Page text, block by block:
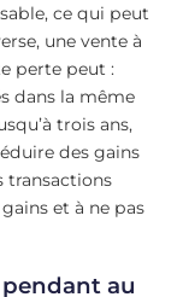
ce qui peut
une vente à
perte peut :
dans la même
trois ans,
des gains
transactions
et à ne pas
au